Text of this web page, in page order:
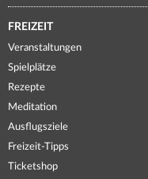
FREIZEIT
Veranstaltungen
Spielplätze
Rezepte
Meditation
Ausflugsziele
Freizeit-Tipps
Ticketshop